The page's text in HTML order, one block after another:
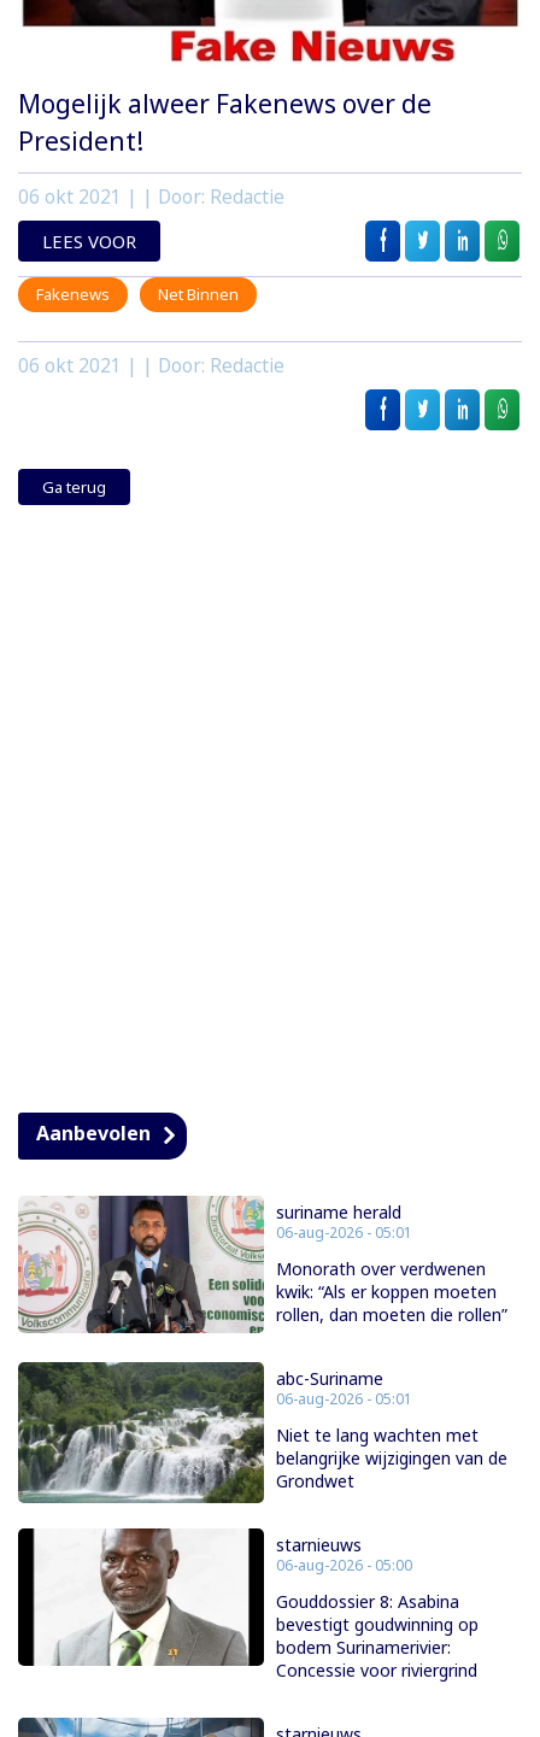
Mogelijk alweer Fakenews over de
President!
06 okt 2021 | | Door: Redactie
LEES VOOR
Fakenews Net Binnen
06 okt 2021 | | Door: Redactie
Ga terug
Aanbevolen
suriname herald
06-aug-2026 - 05:01
Monorath over verdwenen
kwik: “Als er koppen moeten
rollen, dan moeten die rollen”
abc-Suriname
06-aug-2026 - 05:01
Niet te lang wachten met
belangrijke wijzigingen van de
Grondwet
starnieuws
06-aug-2026 - 05:00
Gouddossier 8: Asabina
bevestigt goudwinning op
bodem Surinamerivier:
Concessie voor riviergrind